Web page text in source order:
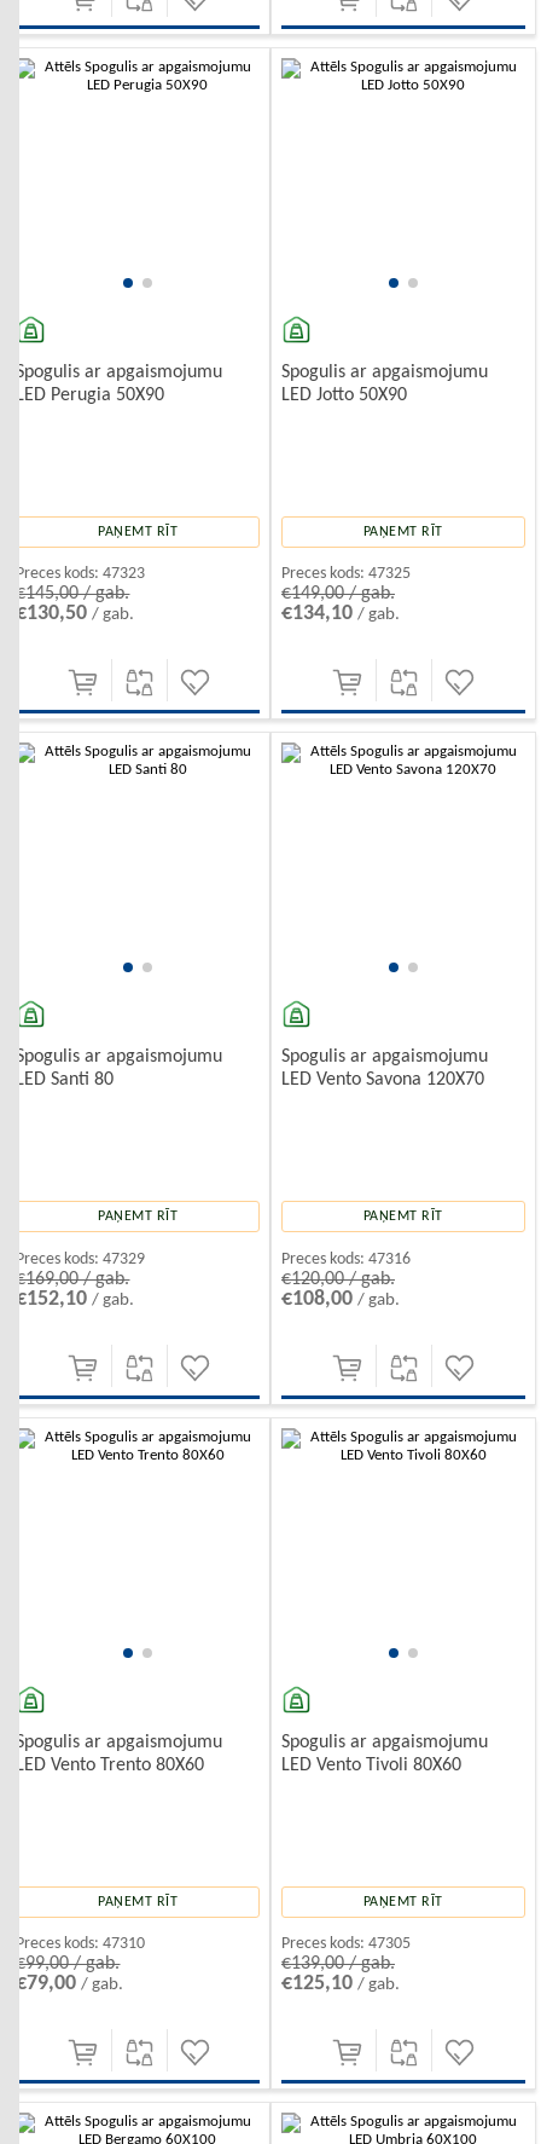
Spogulis ar apgaismojumu
LED Perugia 50X90
PAŅEMT RĪT
Preces kods: 47323
€145,00 / gab.
€130,50/ gab.
Spogulis ar apgaismojumu
LED Jotto 50X90
PAŅEMT RĪT
Preces kods: 47325
€149,00 / gab.
€134,10 / gab.
Spogulis ar apgaismojumu
LED Santi 80
PAŅEMT RĪT
Preces kods: 47329
€169,00 / gab.
€152,10/ gab.
Spogulis ar apgaismojumu
LED Vento Savona 120X70
PAŅEMT RĪT
Preces kods: 47316
€120,00 / gab.
€108,00 / gab.
Spogulis ar apgaismojumu
LED Vento Trento 80X60
PAŅEMT RĪT
Preces kods: 47310
€99,00 / gab.
€79,00/ gab.
Spogulis ar apgaismojumu
LED Vento Tivoli 80X60
PAŅEMT RĪT
Preces kods: 47305
€139,00 / gab.
€125,10 / gab.